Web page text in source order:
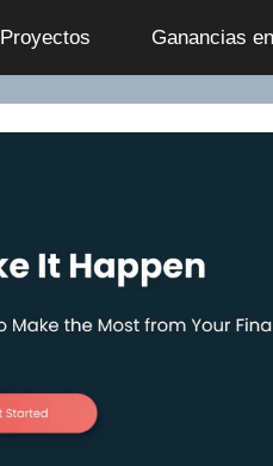
Proyectos Ganancias